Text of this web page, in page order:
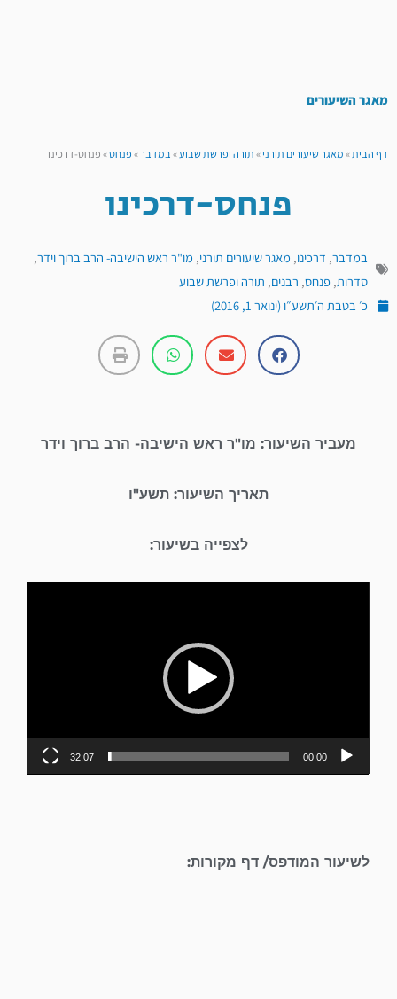
מאגר השיעורים
דף הבית»מאגר שיעורים תורני»תורה ופרשת שבוע»במדבר»פנחס»פנחס-דרכינו
פנחס-דרכינו
במדבר, דרכינו, מאגר שיעורים תורני, מו"ר ראש הישיבה- הרב ברוך וידר,
סדרות, פנחס, רבנים, תורה ופרשת שבוע
כ׳ בטבת ה׳תשע״ו (ינואר 1, 2016)
מעביר השיעור: מו"ר ראש הישיבה- הרב ברוך וידר
תאריך השיעור: תשע"ו
לצפייה בשיעור:
00:00
32:07
לשיעור המודפס/ דף מקורות: